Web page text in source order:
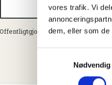
vores trafik. Vi
dem, eller som de
Nødvendig
Offentligtgjort i Fyens Stiftstidende